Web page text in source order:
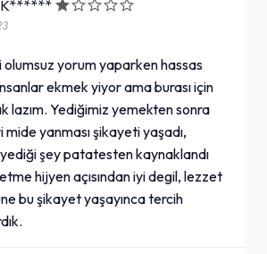
olumsuz yorum yaparken hassas
ekmek yiyor ama burası için
lazım. Yediğimiz yemekten sonra
yanması şikayeti yaşadı,
şey patatesten kaynaklandı
hijyen açısından iyi degil, lezzet
bu şikayet yaşayınca tercih